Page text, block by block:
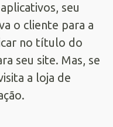
seu
o cliente para a
no título do
seu site. Mas, se
a loja de